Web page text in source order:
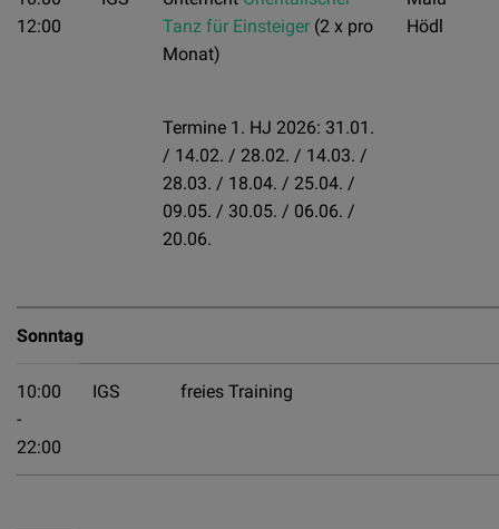
12:00
Tanz für Einsteiger (2 x pro
Monat)
Termine 1. HJ 2026: 31.01.
/ 14.02. / 28.02. / 14.03. /
28.03. / 18.04. / 25.04. /
09.05. / 30.05. / 06.06. /
20.06.
Hödl
Sonntag
10:00
-
22:00
IGS freies Training